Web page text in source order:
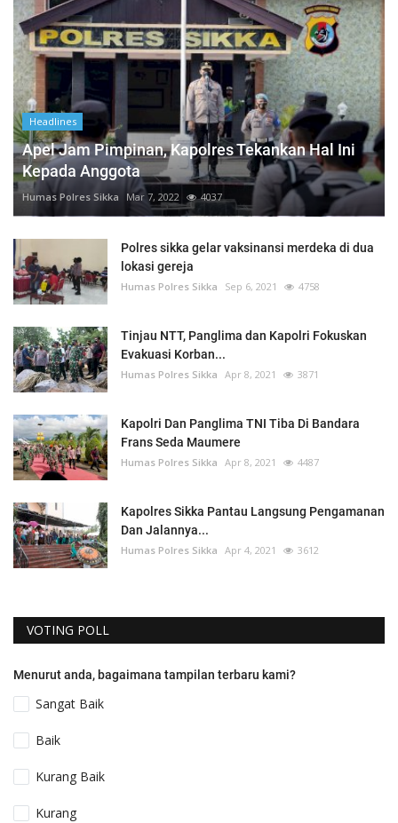
Headlines
Apel Jam Pimpinan, Kapolres Tekankan Hal Ini
Kepada Anggota
Humas Polres Sikka Mar 7, 2022 4037
Polres sikka gelar vaksinansi merdeka di dua
lokasi gereja
Humas Polres Sikka Sep 6, 2021 4758
Tinjau NTT, Panglima dan Kapolri Fokuskan
Evakuasi Korban...
Humas Polres Sikka Apr 8, 2021 3871
Kapolri Dan Panglima TNI Tiba Di Bandara
Frans Seda Maumere
Humas Polres Sikka Apr 8, 2021 4487
Kapolres Sikka Pantau Langsung Pengamanan
Dan Jalannya...
Humas Polres Sikka Apr 4, 2021 3612
VOTING POLL
Menurut anda, bagaimana tampilan terbaru kami?
Sangat Baik
Baik
Kurang Baik
Kurang